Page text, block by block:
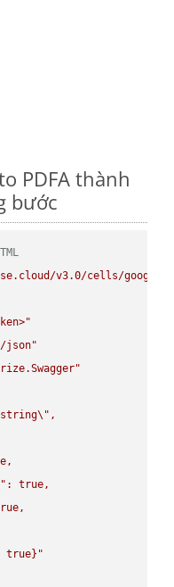
PDFA thành
bước
v3.0/cells/
json"
string\" ,
: true,
true}"